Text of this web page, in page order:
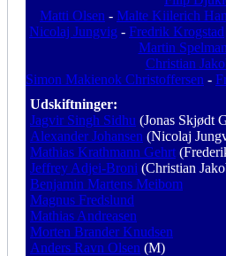
Matti Olsen - Malte Kiilerich
Nicolaj Jungvig - Fredrik Krogstad
Martin
Christian
Simon Makienok Christoffersen -
Udskiftninger:
Jagvir Singh Sidhu (Jonas Skjødt
Alexander Johansen (Nicolaj
Mathias Krathmann Gehrt
Jeffrey Adjei-Broni (Christian
Benjamin Martens Meibom
Magnus Fredslund
Mathias Andreasen
Morten Brander Knudsen
Anders Ravn Olsen (M)